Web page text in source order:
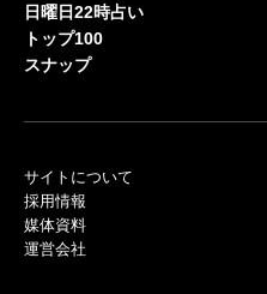
日曜日22時占い
トップ100
スナップ
サイトについて
採用情報
媒体資料
運営会社